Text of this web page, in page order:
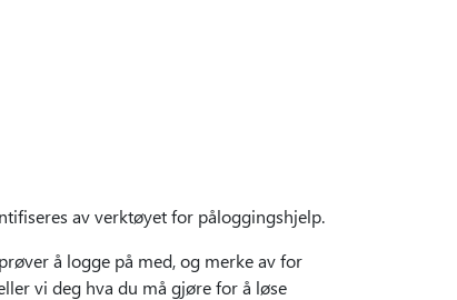
av verktøyet for påloggingshjelp.
å logge på med, og merke av for
vi deg hva du må gjøre for å løse